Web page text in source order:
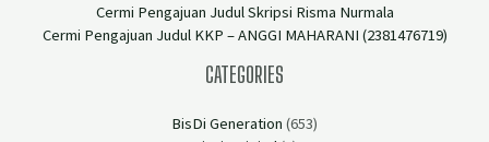
Cermi Pengajuan Judul Skripsi Risma Nurmala
Cermi Pengajuan Judul KKP – ANGGI MAHARANI (2381476719)
CATEGORIES
BisDi Generation (653)